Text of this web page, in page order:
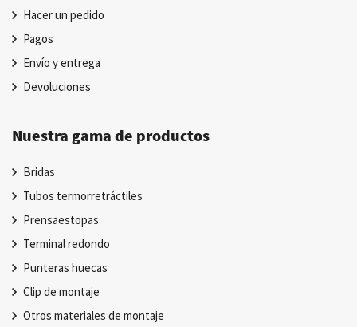
Hacer un pedido
Pagos
Envío y entrega
Devoluciones
Nuestra gama de productos
Bridas
Tubos termorretráctiles
Prensaestopas
Terminal redondo
Punteras huecas
Clip de montaje
Otros materiales de montaje